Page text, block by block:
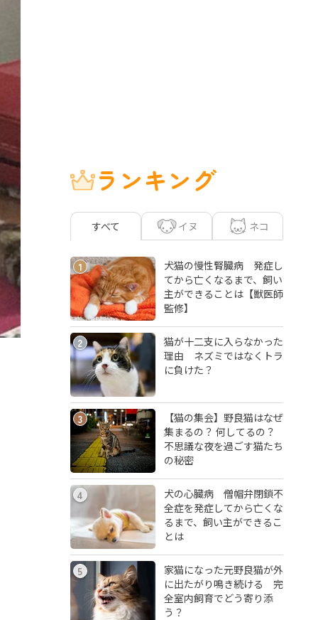
ランキング
すべて イヌ ネコ
1
犬猫の慢性腎臓病 発症し
てから亡くなるまで、飼い
主ができることは【獣医師
監修】
2
猫が十二支に入らなかった
理由 ネズミではなくトラ
に負けた？
3
【猫の集会】野良猫はなぜ
集まるの？ 何してるの？
不思議な夜を過ごす猫たち
の秘密
4
犬の心臓病 僧帽弁閉鎖不
全症を発症してから亡くな
るまで、飼い主ができるこ
とは
5
家猫になった元野良猫が外
に出たがり鳴き続ける 完
全室内飼育でどう寄り添
う？